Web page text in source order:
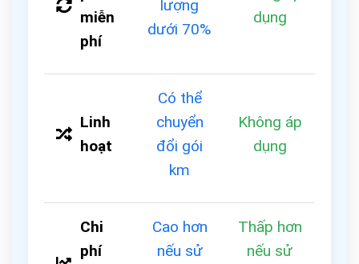
miễn
phí
lượng
dưới 70%
dụng
Linh
hoạt
Có thể
chuyển
đổi gói
km
Không áp
dụng
Chi
phí
Cao hơn
nếu sử
Thấp hơn
nếu sử